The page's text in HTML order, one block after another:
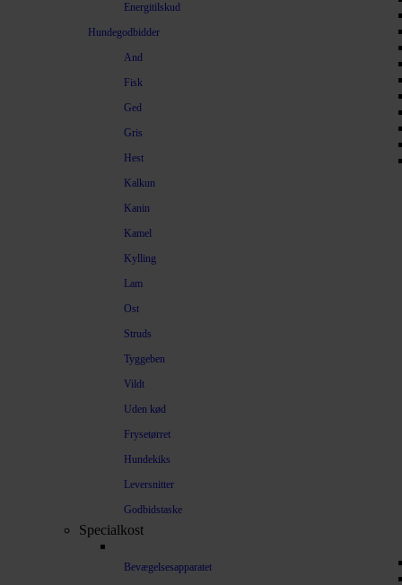
Energitilskud
Hundegodbidder
And
Fisk
Ged
Gris
Hest
Kalkun
Kanin
Kamel
Kylling
Lam
Ost
Struds
Tyggeben
Vildt
Uden kød
Frysetørret
Hundekiks
Leversnitter
Godbidstaske
Specialkost
Bevægelsesapparatet